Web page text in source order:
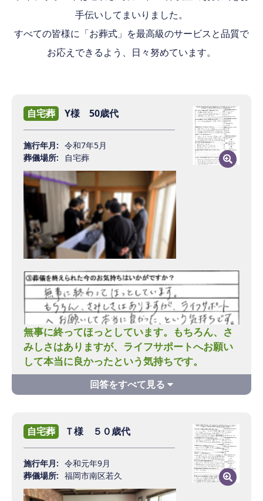
手伝いしてまいりました。
すべての皆様に「お葬式」を最高級のサービスと品質で
お応えできるよう、日々努めています。
自宅葬 Y様 50歳代
施行年月: 令和7年5月
葬儀場所:
自宅葬
無事に終ってほっとしています。もちろん、さ
みしさはありますが、ライフサポートへお願い
して本当に良かったという気持ちです。
た理由をお聞かせ下さい。
・自宅葬を希望していたため
・スタッフさんの対応や価格が良心的で生
前契約しようと思いました
自宅葬 Ｔ様 ５０歳代
施行年月: 令和元年9月
葬儀場所: 福岡市南区若久